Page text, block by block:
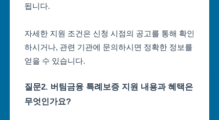
됩니다.
자세한 지원 조건은 신청 시점의 공고를 통해 확인
하시거나, 관련 기관에 문의하시면 정확한 정보를
얻을 수 있습니다.
질문2. 버팀금융 특례보증 지원 내용과 혜택은
무엇인가요?